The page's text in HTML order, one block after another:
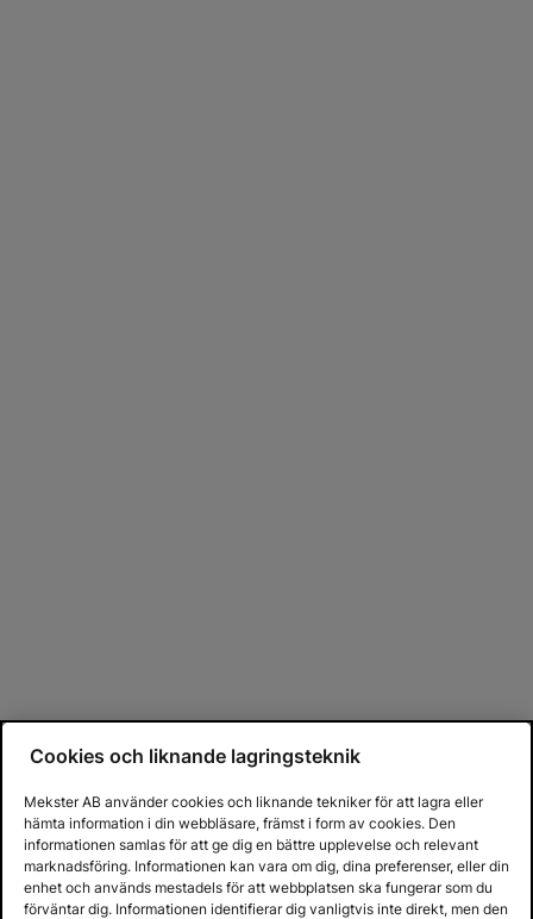
Cookies och liknande lagringsteknik
Mekster AB använder cookies och liknande tekniker för att lagra eller
hämta information i din webbläsare, främst i form av cookies. Den
informationen samlas för att ge dig en bättre upplevelse och relevant
marknadsföring. Informationen kan vara om dig, dina preferenser, eller din
enhet och används mestadels för att webbplatsen ska fungerar som du
förväntar dig. Informationen identifierar dig vanligtvis inte direkt, men den